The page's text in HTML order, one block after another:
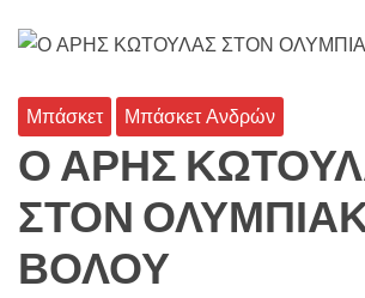
Μπάσκετ Μπάσκετ Ανδρών
Ο ΑΡΗΣ
ΣΤΟΝ
ΒΟΛΟΥ